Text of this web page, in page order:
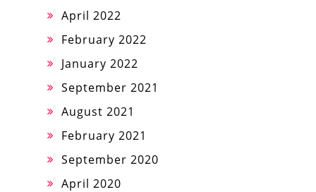
April 2022
February 2022
January 2022
September 2021
August 2021
February 2021
September 2020
April 2020